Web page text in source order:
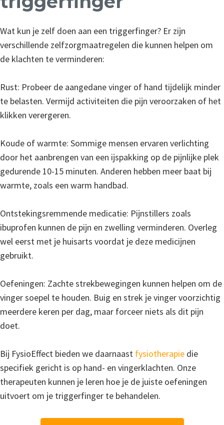
Wat kun je zelf doen aan een triggerfinger? Er zijn
verschillende zelfzorgmaatregelen die kunnen helpen om
de klachten te verminderen:
Rust: Probeer de aangedane vinger of hand tijdelijk minder
te belasten. Vermijd activiteiten die pijn veroorzaken of het
klikken verergeren.
Koude of warmte: Sommige mensen ervaren verlichting
door het aanbrengen van een ijspakking op de pijnlijke plek
gedurende 10-15 minuten. Anderen hebben meer baat bij
warmte, zoals een warm handbad.
Ontstekingsremmende medicatie: Pijnstillers zoals
ibuprofen kunnen de pijn en zwelling verminderen. Overleg
wel eerst met je huisarts voordat je deze medicijnen
gebruikt.
Oefeningen: Zachte strekbewegingen kunnen helpen om de
vinger soepel te houden. Buig en strek je vinger voorzichtig
meerdere keren per dag, maar forceer niets als dit pijn
doet.
Bij FysioEffect bieden we daarnaast fysiotherapie die
specifiek gericht is op hand- en vingerklachten. Onze
therapeuten kunnen je leren hoe je de juiste oefeningen
uitvoert om je triggerfinger te behandelen.